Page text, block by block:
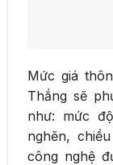
Mức giá
Thắng sẽ
như: mức
nghẽn,
công nghệ